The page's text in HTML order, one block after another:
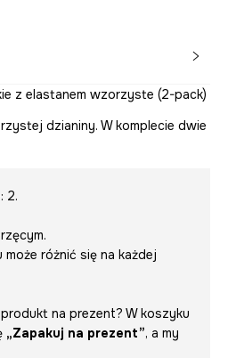
z elastanem wzorzyste (2-pack)
dzianiny. W komplecie dwie
2.
różnić się na każdej
na prezent? W koszyku
„Zapakuj na prezent”, a my